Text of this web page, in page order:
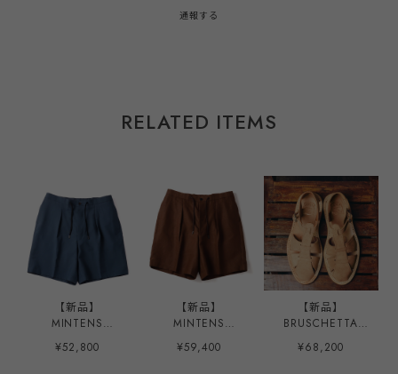
通報する
RELATED ITEMS
【新品】
MINTENS
Vintage made in
ENGLAND Fabric
¥52,800
【新品】
MINTENS
SPENCE BRYSON
Irish Linen made
¥59,400
【新品】
BRUSCHETTA
SHOES MINTES
限定モデル
¥68,200